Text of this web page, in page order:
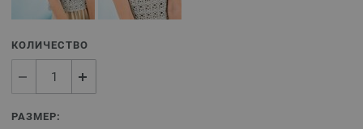
КОЛИЧЕСТВО
РАЗМЕР: